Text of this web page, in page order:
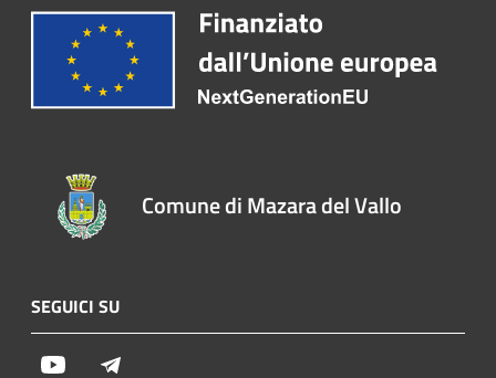
Comune di Mazara del Vallo
SEGUICI SU
Youtube